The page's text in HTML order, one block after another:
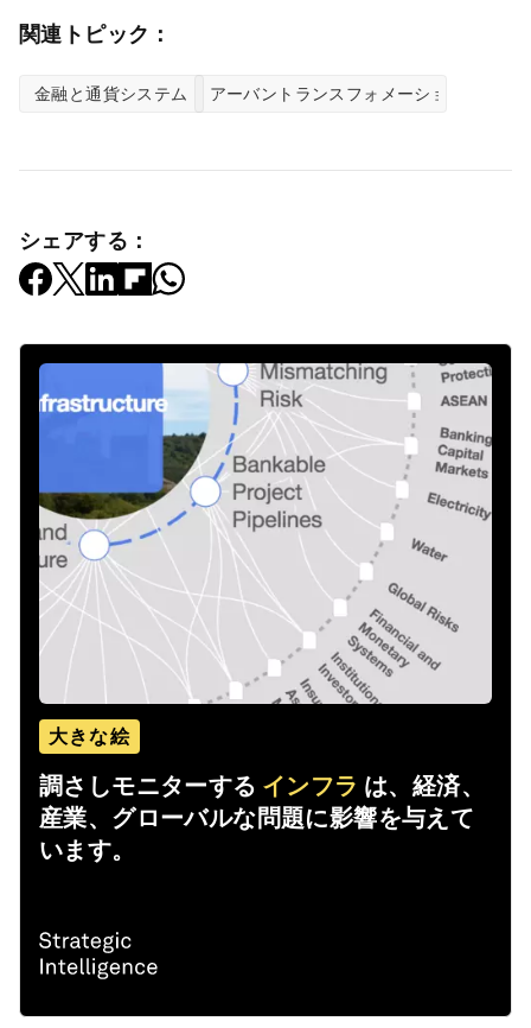
関連トピック：
金融と通貨システム アーバントランスフォメーション
シェアする：
大きな絵
調さしモニターする インフラ は、経済、
産業、グローバルな問題に影響を与えて
います。